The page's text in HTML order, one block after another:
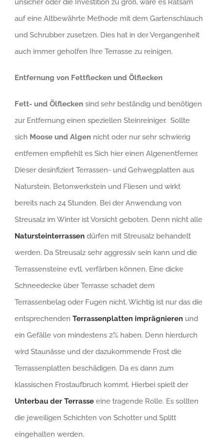
unsicher oder die Investition zu groß, wäre es Ratsam
auf eine Altbewährte Methode mit dem Gartenschlauch
und Schrubber zusetzen. Dies hat in der Vergangenheit
auch immer geholfen Ihre Terrasse zu reinigen.
Entfernung von Fettflecken und Ölflecken
Fett- und Ölflecken sind sehr beständig und benötigen
zur Entfernung einen speziellen Steinreiniger. Sollte
sich Moose und Algen nicht oder nur sehr schwierig
entfernen empfiehlt es Sich hier einen Algenentferner.
Dieser desinfiziert Terrassen- und Gehwegplatten aus
Naturstein, Betonwerkstein und Fliesen und wirkt
bereits nach 24 Stunden. Bei der Anwendung von
Streusalz im Winter ist Vorsicht geboten. Denn nicht alle
Natursteinterrassen dürfen mit Streusalz behandelt
werden. Da Streusalz sehr aggressiv sein kann und die
Terrassensteine evtl. verfärben können. Eine dicke
Schneedecke über Terrasse schadet dem
Terrassenbelag oder Fugen nicht. Wichtig ist nur das die
entsprechenden Terrassenplatten imprägnieren und
ein Gefälle von mindestens 2% haben. Denn hierdurch
wird Staunässe und der dazukommende Frost die
Terrassenplatten beschädigen. Da es dann zum
klassischen Frostaufbruch kommt. Hierbei spielt der
Unterbau der Terrasse eine tragende Rolle. Es sollten
die jeweiligen Schichten von Schotter und Splitt
eingehalten werden.